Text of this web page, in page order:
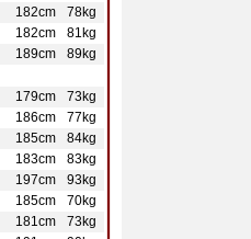
182cm
78kg
182cm
81kg
189cm
89kg
179cm
73kg
186cm
77kg
185cm
84kg
183cm
83kg
197cm
93kg
185cm
70kg
181cm
73kg